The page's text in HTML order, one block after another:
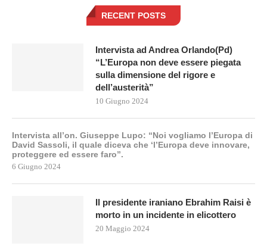
RECENT POSTS
Intervista ad Andrea Orlando(Pd)
“L’Europa non deve essere piegata
sulla dimensione del rigore e
dell’austerità”
10 Giugno 2024
Intervista all’on. Giuseppe Lupo: “Noi vogliamo l’Europa di
David Sassoli, il quale diceva che ‘l’Europa deve innovare,
proteggere ed essere faro”.
6 Giugno 2024
Il presidente iraniano Ebrahim Raisi è
morto in un incidente in elicottero
20 Maggio 2024